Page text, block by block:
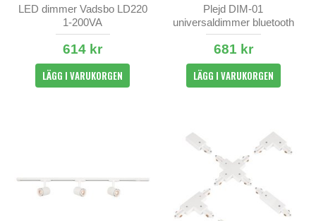
LED dimmer Vadsbo LD220
1-200VA
614 kr
LÄGG I VARUKORGEN
Plejd DIM-01
universaldimmer bluetooth
681 kr
LÄGG I VARUKORGEN